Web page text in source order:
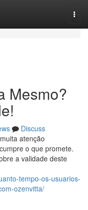
Mesmo?
Discuss
atenção
o que promete.
a validade deste
tempo-os-usuarios-
ozenvitta/